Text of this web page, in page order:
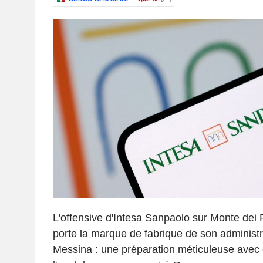
L'offensive d'Intesa Sanpaolo sur Monte dei
porte la marque de fabrique de son
Messina : une préparation méticuleuse